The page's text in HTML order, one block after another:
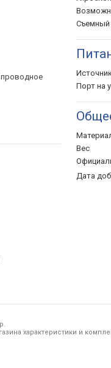
Съемный
Порт на
Вес
Дата
характеристики и